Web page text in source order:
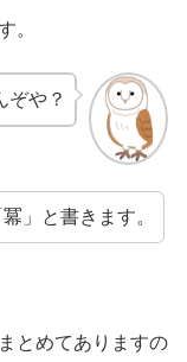
。
ぞや？
」と書きます。
とめてありますの